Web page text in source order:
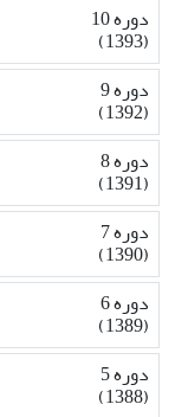
دوره 10
(1393)
دوره 9
(1392)
دوره 8
(1391)
دوره 7
(1390)
دوره 6
(1389)
دوره 5
(1388)